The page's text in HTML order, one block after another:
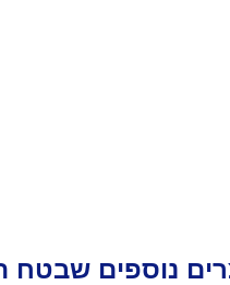
נוספים שבטח